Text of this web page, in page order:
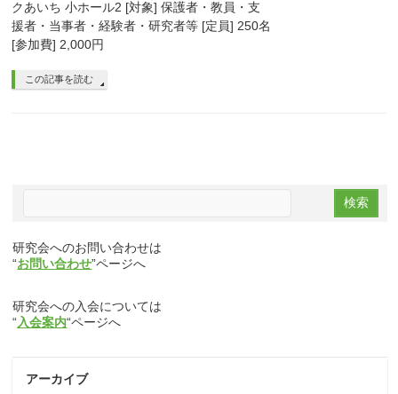
クあいち 小ホール2 [対象] 保護者・教員・支
援者・当事者・経験者・研究者等 [定員] 250名
[参加費] 2,000円
この記事を読む
研究会へのお問い合わせは
“お問い合わせ”ページへ
研究会への入会については
“ 入会案内“ページへ
アーカイブ